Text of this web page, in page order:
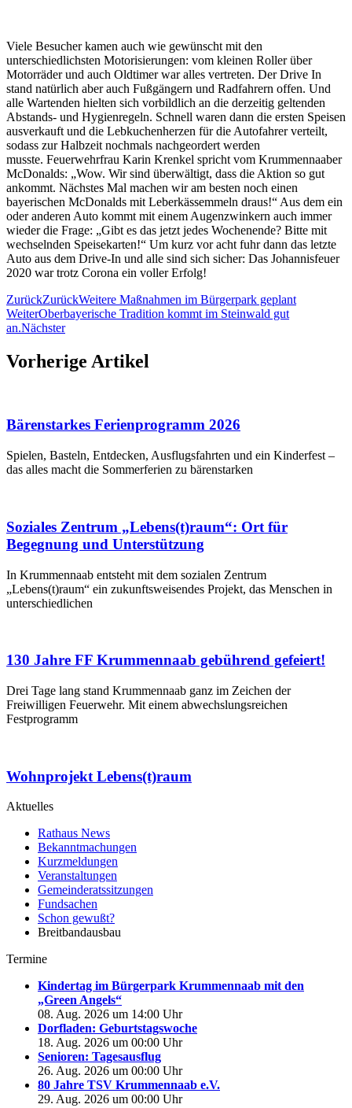
Viele Besucher kamen auch wie gewünscht mit den
unterschiedlichsten Motorisierungen: vom kleinen Roller über
Motorräder und auch Oldtimer war alles vertreten. Der Drive In
stand natürlich aber auch Fußgängern und Radfahrern offen. Und
alle Wartenden hielten sich vorbildlich an die derzeitig geltenden
Abstands- und Hygienregeln. Schnell waren dann die ersten Speisen
ausverkauft und die Lebkuchenherzen für die Autofahrer verteilt,
sodass zur Halbzeit nochmals nachgeordert werden
musste. Feuerwehrfrau Karin Krenkel spricht vom Krummennaaber
McDonalds: „Wow. Wir sind überwältigt, dass die Aktion so gut
ankommt. Nächstes Mal machen wir am besten noch einen
bayerischen McDonalds mit Leberkässemmeln draus!“ Aus dem ein
oder anderen Auto kommt mit einem Augenzwinkern auch immer
wieder die Frage: „Gibt es das jetzt jedes Wochenende? Bitte mit
wechselnden Speisekarten!“ Um kurz vor acht fuhr dann das letzte
Auto aus dem Drive-In und alle sind sich sicher: Das Johannisfeuer
2020 war trotz Corona ein voller Erfolg!
ZurückZurückWeitere Maßnahmen im Bürgerpark geplant
WeiterOberbayerische Tradition kommt im Steinwald gut
an.Nächster
Vorherige Artikel
Bärenstarkes Ferienprogramm 2026
Spielen, Basteln, Entdecken, Ausflugsfahrten und ein Kinderfest –
das alles macht die Sommerferien zu bärenstarken
Soziales Zentrum „Lebens(t)raum“: Ort für
Begegnung und Unterstützung
In Krummennaab entsteht mit dem sozialen Zentrum
„Lebens(t)raum“ ein zukunftsweisendes Projekt, das Menschen in
unterschiedlichen
130 Jahre FF Krummennaab gebührend gefeiert!
Drei Tage lang stand Krummennaab ganz im Zeichen der
Freiwilligen Feuerwehr. Mit einem abwechslungsreichen
Festprogramm
Wohnprojekt Lebens(t)raum
Aktuelles
Rathaus News
Bekanntmachungen
Kurzmeldungen
Veranstaltungen
Gemeinderatssitzungen
Fundsachen
Schon gewußt?
Breitbandausbau
Termine
Kindertag im Bürgerpark Krummennaab mit den
„Green Angels“
08. Aug. 2026 um 14:00 Uhr
Dorfladen: Geburtstagswoche
18. Aug. 2026 um 00:00 Uhr
Senioren: Tagesausflug
26. Aug. 2026 um 00:00 Uhr
80 Jahre TSV Krummennaab e.V.
29. Aug. 2026 um 00:00 Uhr